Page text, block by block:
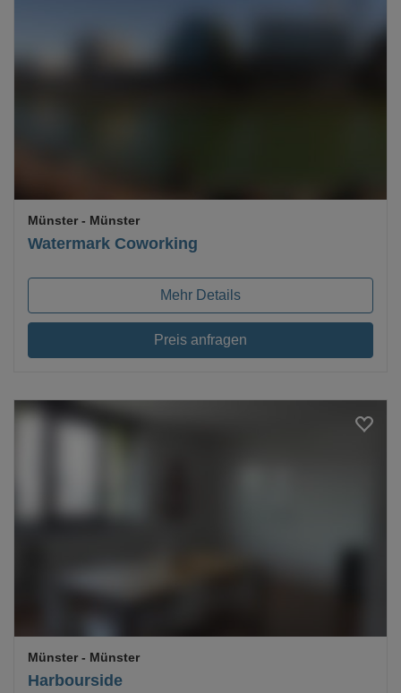
Watermark Coworking
Münster - Münster
Mehr Details
Preis anfragen
Harbourside
Münster - Münster